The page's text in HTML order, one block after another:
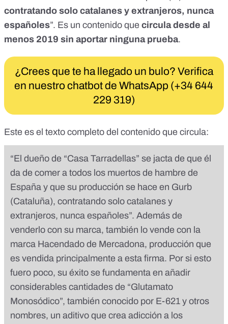
contratando solo catalanes y extranjeros, nunca
españoles”. Es un contenido que circula desde al
menos 2019 sin aportar ninguna prueba.
¿Crees que te ha llegado un bulo? Verifica
en nuestro chatbot de WhatsApp (+34 644
229 319)
Este es el texto completo del contenido que circula:
“El dueño de “Casa Tarradellas” se jacta de que él
da de comer a todos los muertos de hambre de
España y que su producción se hace en Gurb
(Cataluña), contratando solo catalanes y
extranjeros, nunca españoles”. Además de
venderlo con su marca, también lo vende con la
marca Hacendado de Mercadona, producción que
es vendida principalmente a esta firma. Por si esto
fuero poco, su éxito se fundamenta en añadir
considerables cantidades de “Glutamato
Monosódico”, también conocido por E-621 y otros
nombres, un aditivo que crea adicción a los